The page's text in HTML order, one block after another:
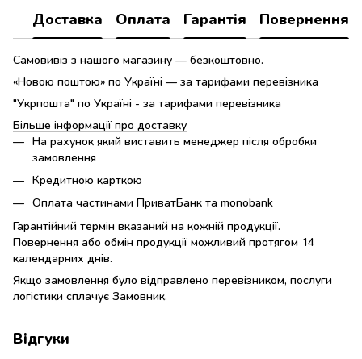
Доставка Оплата Гарантія Повернення
Самовивіз з нашого магазину — безкоштовно.
«Новою поштою» по Україні — за тарифами перевізника
"Укрпошта" по Україні - за тарифами перевізника
Більше інформації про доставку
На рахунок який виставить менеджер після обробки
замовлення
Кредитною карткою
Оплата частинами ПриватБанк та monobank
Гарантійний термін вказаний на кожній продукції.
Повернення або обмін продукції можливий протягом 14
календарних днів.
Якщо замовлення було відправлено перевізником, послуги
логістики сплачує Замовник.
Відгуки